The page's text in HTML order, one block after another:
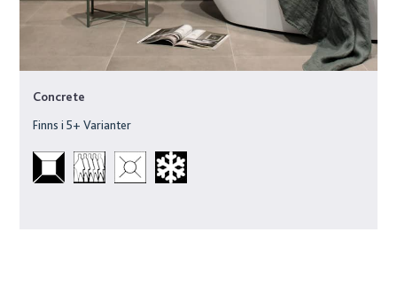
Concrete
Finns i5+ Varianter